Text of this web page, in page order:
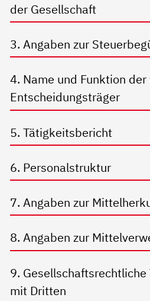
der Gesellschaft
3. Angaben zur
4. Name und Funktion
Entscheidungsträger
5. Tätigkeitsbericht
6. Personalstruktur
7. Angaben zur
8. Angaben zur
9.
mit Dritten